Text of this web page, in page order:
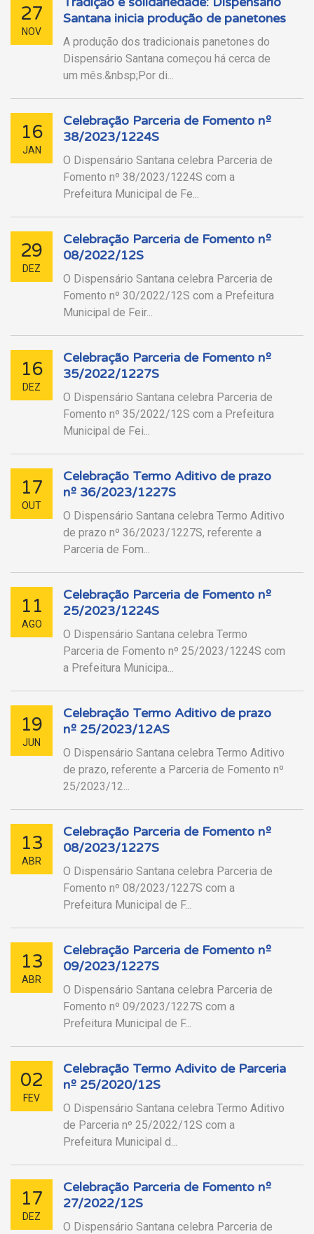
27
NOV
Santana inicia produção de panetones
A produção dos tradicionais panetones do
Dispensário Santana começou há cerca de
um mês.&nbsp;Por di...
16
JAN
Celebração Parceria de Fomento nº
38/2023/1224S
O Dispensário Santana celebra Parceria de
Fomento nº 38/2023/1224S com a
Prefeitura Municipal de Fe...
29
DEZ
Celebração Parceria de Fomento nº
08/2022/12S
O Dispensário Santana celebra Parceria de
Fomento nº 30/2022/12S com a Prefeitura
Municipal de Feir...
16
DEZ
Celebração Parceria de Fomento nº
35/2022/1227S
O Dispensário Santana celebra Parceria de
Fomento nº 35/2022/12S com a Prefeitura
Municipal de Fei...
17
OUT
Celebração Termo Aditivo de prazo
nº 36/2023/1227S
O Dispensário Santana celebra Termo Aditivo
de prazo nº 36/2023/1227S, referente a
Parceria de Fom...
11
AGO
Celebração Parceria de Fomento nº
25/2023/1224S
O Dispensário Santana celebra Termo
Parceria de Fomento nº 25/2023/1224S com
a Prefeitura Municipa...
19
JUN
Celebração Termo Aditivo de prazo
nº 25/2023/12AS
O Dispensário Santana celebra Termo Aditivo
de prazo, referente a Parceria de Fomento nº
25/2023/12...
13
ABR
Celebração Parceria de Fomento nº
08/2023/1227S
O Dispensário Santana celebra Parceria de
Fomento nº 08/2023/1227S com a
Prefeitura Municipal de F...
13
ABR
Celebração Parceria de Fomento nº
09/2023/1227S
O Dispensário Santana celebra Parceria de
Fomento nº 09/2023/1227S com a
Prefeitura Municipal de F...
02
FEV
Celebração Termo Adivito de Parceria
nº 25/2020/12S
O Dispensário Santana celebra Termo Aditivo
de Parceria nº 25/2022/12S com a
Prefeitura Municipal d...
17
DEZ
Celebração Parceria de Fomento nº
27/2022/12S
O Dispensário Santana celebra Parceria de